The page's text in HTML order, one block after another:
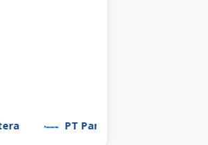
PT Panasonic Manufacturing